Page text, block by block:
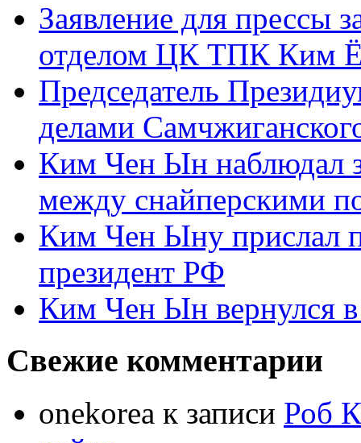
Заявление для прессы
отделом ЦК ТПК Ким
Председатель
делами
Ким Чен Ын наблюдал
между снайперскими
Ким Чен Ыну прислал
президент РФ
Ким Чен Ын вернулся
Свежие комментарии
onekorea к записи Роб